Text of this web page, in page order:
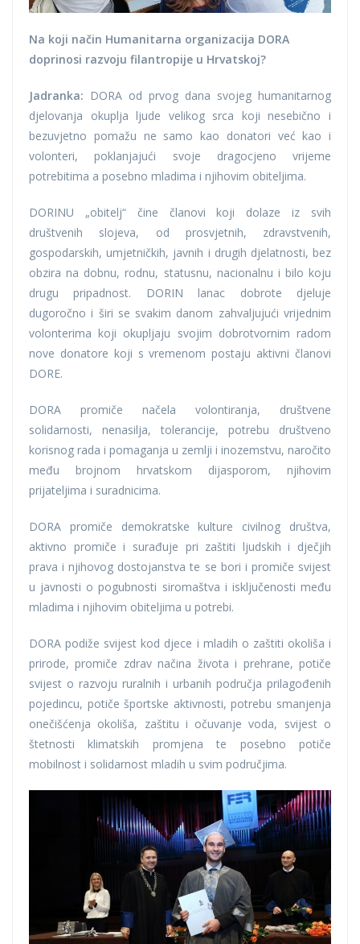
Na koji način Humanitarna organizacija DORA
doprinosi razvoju filantropije u Hrvatskoj?
Jadranka: DORA od prvog dana svojeg humanitarnog
djelovanja okuplja ljude velikog srca koji nesebično i
bezuvjetno pomažu ne samo kao donatori već kao i
volonteri, poklanjajući svoje dragocjeno vrijeme
potrebitima a posebno mladima i njihovim obiteljima.
DORINU „obitelj“ čine članovi koji dolaze iz svih
društvenih slojeva, od prosvjetnih, zdravstvenih,
gospodarskih, umjetničkih, javnih i drugih djelatnosti, bez
obzira na dobnu, rodnu, statusnu, nacionalnu i bilo koju
drugu pripadnost. DORIN lanac dobrote djeluje
dugoročno i širi se svakim danom zahvaljujući vrijednim
volonterima koji okupljaju svojim dobrotvornim radom
nove donatore koji s vremenom postaju aktivni članovi
DORE.
DORA promiče načela volontiranja, društvene
solidarnosti, nenasilja, tolerancije, potrebu društveno
korisnog rada i pomaganja u zemlji i inozemstvu, naročito
među brojnom hrvatskom dijasporom, njihovim
prijateljima i suradnicima.
DORA promiče demokratske kulture civilnog društva,
aktivno promiče i surađuje pri zaštiti ljudskih i dječjih
prava i njihovog dostojanstva te se bori i promiče svijest
u javnosti o pogubnosti siromaštva i isključenosti među
mladima i njihovim obiteljima u potrebi.
DORA podiže svijest kod djece i mladih o zaštiti okoliša i
prirode, promiče zdrav načina života i prehrane, potiče
svijest o razvoju ruralnih i urbanih područja prilagođenih
pojedincu, potiče športske aktivnosti, potrebu smanjenja
onečišćenja okoliša, zaštitu i očuvanje voda, svijest o
štetnosti klimatskih promjena te posebno potiče
mobilnost i solidarnost mladih u svim područjima.